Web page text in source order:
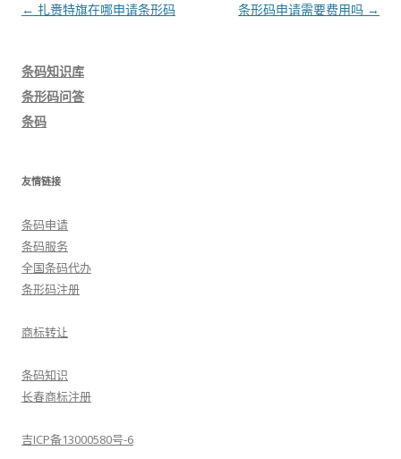
文
← 扎赉特旗在哪申请条形码 条形码申请需要费用吗 →
条码知识库
条形码问答
条码
友情链接
条码申请
条码服务
全国条码代办
条形码注册
商标转让
条码知识
长春商标注册
吉ICP备13000580号-6